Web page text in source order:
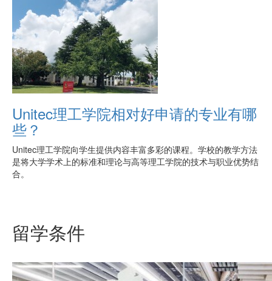
Unitec理工学院相对好申请的专业有哪
些？
Unitec理工学院向学生提供内容丰富多彩的课程。学校的教学方法
是将大学学术上的标准和理论与高等理工学院的技术与职业优势结
合。
留学条件